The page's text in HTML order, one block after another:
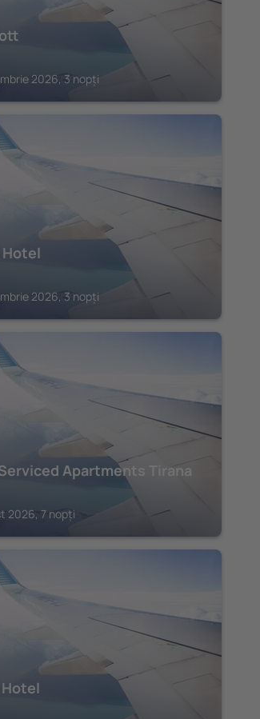
2026, 3 nopți
Hotel
2026, 3 nopți
Apartments Tirana
2026, 7 nopți